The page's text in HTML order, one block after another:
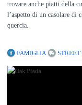
trovare anche piatti della
l’aspetto di un casolare di
quercia.
FAMIGLIA STREET